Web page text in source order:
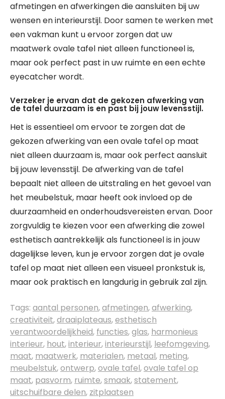
afmetingen en afwerkingen die aansluiten bij uw
wensen en interieurstijl. Door samen te werken met
een vakman kunt u ervoor zorgen dat uw
maatwerk ovale tafel niet alleen functioneel is,
maar ook perfect past in uw ruimte en een echte
eyecatcher wordt.
Verzeker je ervan dat de gekozen afwerking van
de tafel duurzaam is en past bij jouw levensstijl.
Het is essentieel om ervoor te zorgen dat de
gekozen afwerking van een ovale tafel op maat
niet alleen duurzaam is, maar ook perfect aansluit
bij jouw levensstijl. De afwerking van de tafel
bepaalt niet alleen de uitstraling en het gevoel van
het meubelstuk, maar heeft ook invloed op de
duurzaamheid en onderhoudsvereisten ervan. Door
zorgvuldig te kiezen voor een afwerking die zowel
esthetisch aantrekkelijk als functioneel is in jouw
dagelijkse leven, kun je ervoor zorgen dat je ovale
tafel op maat niet alleen een visueel pronkstuk is,
maar ook praktisch en langdurig in gebruik zal zijn.
Tags: aantal personen,afmetingen,afwerking,
creativiteit,draaiplateaus,esthetisch
verantwoordelijkheid, functies,glas, harmonieus
interieur, hout,interieur,interieurstijl, leefomgeving,
maat, maatwerk, materialen, metaal, meting,
meubelstuk,ontwerp,ovale tafel,ovale tafel op
maat, pasvorm, ruimte,smaak,statement,
uitschuifbare delen, zitplaatsen